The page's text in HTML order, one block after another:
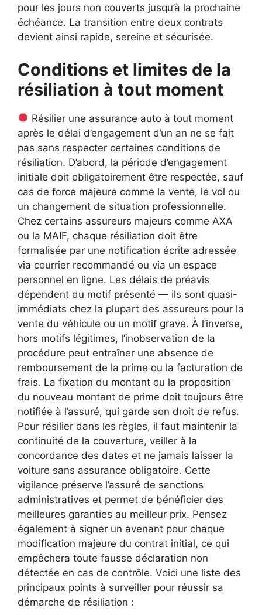
pour les jours non couverts jusqu’à la prochaine
échéance. La transition entre deux contrats
devient ainsi rapide, sereine et sécurisée.
Conditions et limites de la
résiliation à tout moment
Résilier une assurance auto à tout moment
après le délai d’engagement d’un an ne se fait
pas sans respecter certaines conditions de
résiliation. D’abord, la période d’engagement
initiale doit obligatoirement être respectée, sauf
cas de force majeure comme la vente, le vol ou
un changement de situation professionnelle.
Chez certains assureurs majeurs comme AXA
ou la MAIF, chaque résiliation doit être
formalisée par une notification écrite adressée
via courrier recommandé ou via un espace
personnel en ligne. Les délais de préavis
dépendent du motif présenté — ils sont quasi-
immédiats chez la plupart des assureurs pour la
vente du véhicule ou un motif grave. À l’inverse,
hors motifs légitimes, l’inobservation de la
procédure peut entraîner une absence de
remboursement de la prime ou la facturation de
frais. La fixation du montant ou la proposition
du nouveau montant de prime doit toujours être
notifiée à l’assuré, qui garde son droit de refus.
Pour résilier dans les règles, il faut maintenir la
continuité de la couverture, veiller à la
concordance des dates et ne jamais laisser la
voiture sans assurance obligatoire. Cette
vigilance préserve l’assuré de sanctions
administratives et permet de bénéficier des
meilleures garanties au meilleur prix. Pensez
également à signer un avenant pour chaque
modification majeure du contrat initial, ce qui
empêchera toute fausse déclaration non
détectée en cas de contrôle. Voici une liste des
principaux points à surveiller pour réussir sa
démarche de résiliation :